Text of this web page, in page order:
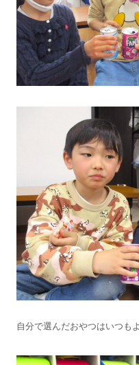
自分で選んだおやつはいつも